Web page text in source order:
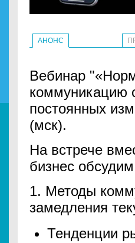
АНОНС
Вебинар
коммуникацию
постоянных
(мск).
На встрече
бизнес
1. Методы
замедления
Тенденции